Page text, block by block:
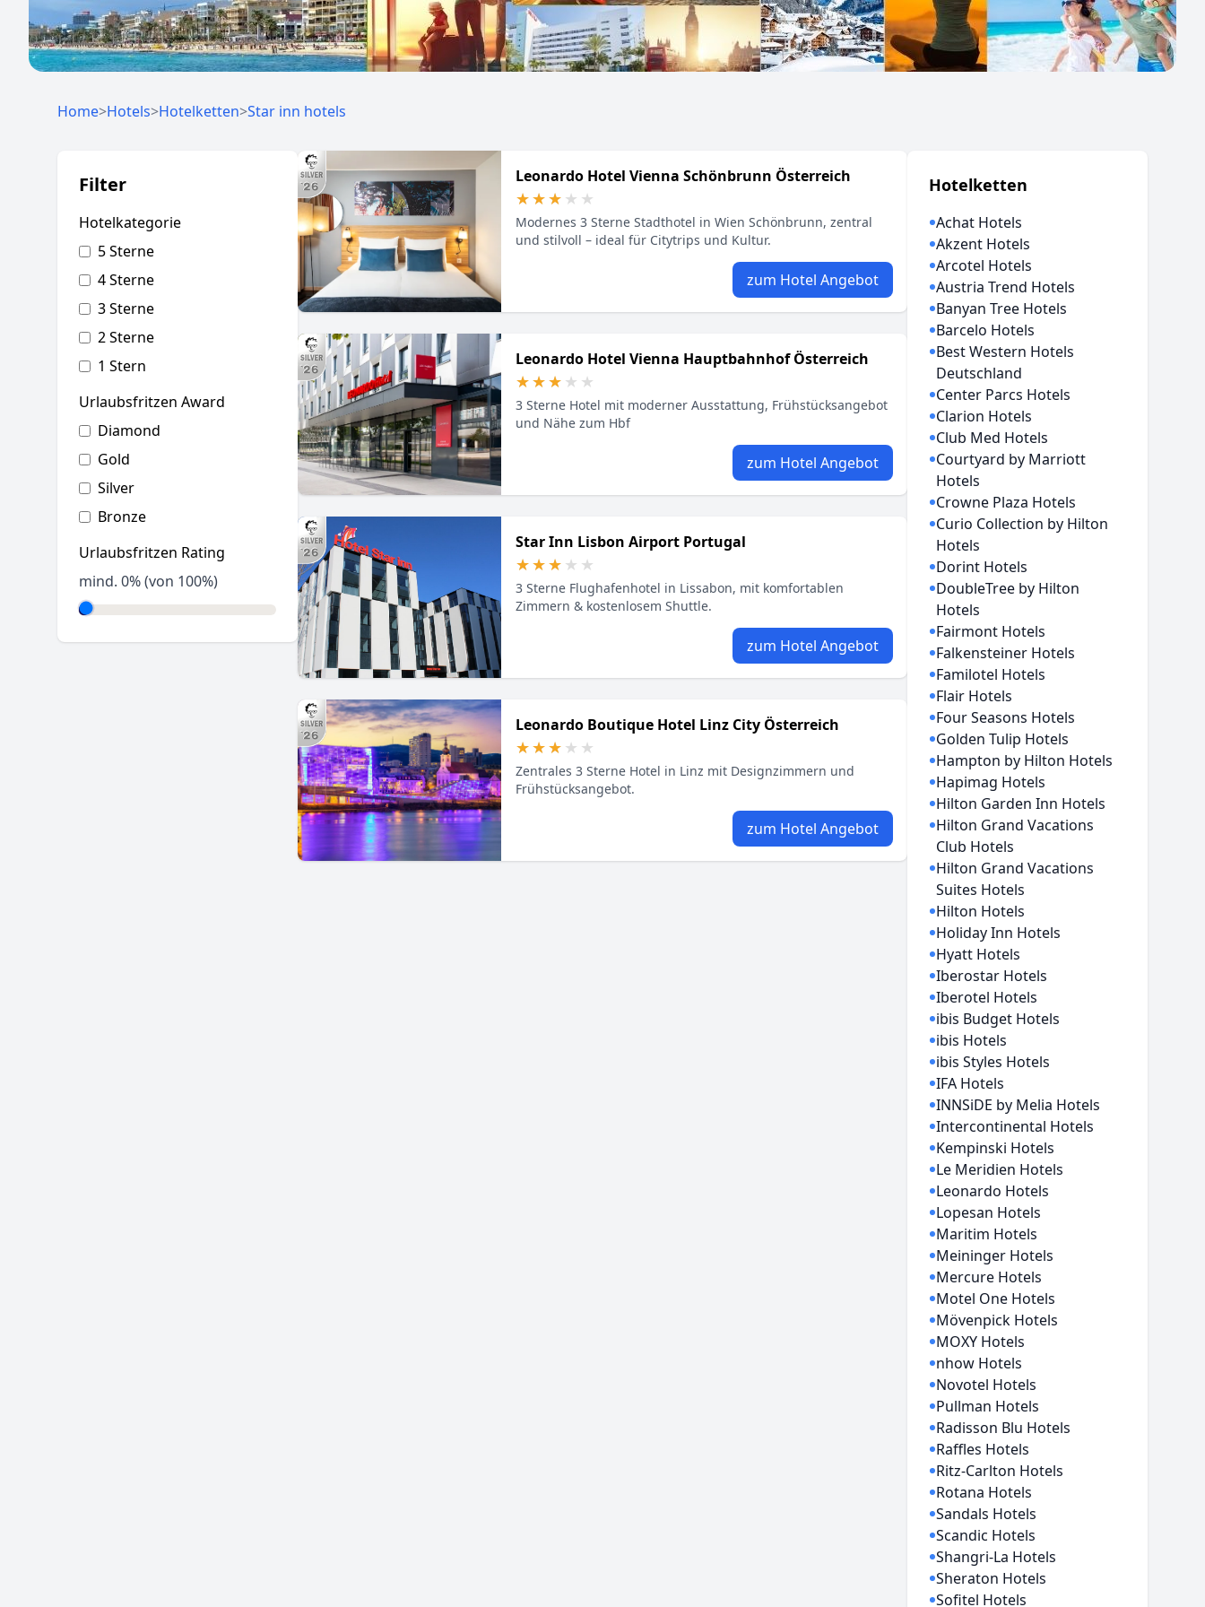
Home>Hotels>Hotelketten>Star inn hotels
Filter
Hotelkategorie
5 Sterne
4 Sterne
3 Sterne
2 Sterne
1 Stern
Urlaubsfritzen Award
Diamond
Gold
Silver
Bronze
Urlaubsfritzen Rating
mind. 0% (von 100%)
Leonardo Hotel Vienna Schönbrunn Österreich
★★★★★
★★★★★
Modernes 3 Sterne Stadthotel in Wien Schönbrunn, zentral
und stilvoll – ideal für Citytrips und Kultur.
zum Hotel Angebot
Leonardo Hotel Vienna Hauptbahnhof Österreich
★★★★★
★★★★★
3 Sterne Hotel mit moderner Ausstattung, Frühstücksangebot
und Nähe zum Hbf
zum Hotel Angebot
Star Inn Lisbon Airport Portugal
★★★★★
★★★★★
3 Sterne Flughafenhotel in Lissabon, mit komfortablen
Zimmern & kostenlosem Shuttle.
zum Hotel Angebot
Leonardo Boutique Hotel Linz City Österreich
★★★★★
★★★★★
Zentrales 3 Sterne Hotel in Linz mit Designzimmern und
Frühstücksangebot.
zum Hotel Angebot
Hotelketten
Achat Hotels
Akzent Hotels
Arcotel Hotels
Austria Trend Hotels
Banyan Tree Hotels
Barcelo Hotels
Best Western Hotels
Deutschland
Center Parcs Hotels
Clarion Hotels
Club Med Hotels
Courtyard by Marriott
Hotels
Crowne Plaza Hotels
Curio Collection by Hilton
Hotels
Dorint Hotels
DoubleTree by Hilton
Hotels
Fairmont Hotels
Falkensteiner Hotels
Familotel Hotels
Flair Hotels
Four Seasons Hotels
Golden Tulip Hotels
Hampton by Hilton Hotels
Hapimag Hotels
Hilton Garden Inn Hotels
Hilton Grand Vacations
Club Hotels
Hilton Grand Vacations
Suites Hotels
Hilton Hotels
Holiday Inn Hotels
Hyatt Hotels
Iberostar Hotels
Iberotel Hotels
ibis Budget Hotels
ibis Hotels
ibis Styles Hotels
IFA Hotels
INNSiDE by Melia Hotels
Intercontinental Hotels
Kempinski Hotels
Le Meridien Hotels
Leonardo Hotels
Lopesan Hotels
Maritim Hotels
Meininger Hotels
Mercure Hotels
Motel One Hotels
Mövenpick Hotels
MOXY Hotels
nhow Hotels
Novotel Hotels
Pullman Hotels
Radisson Blu Hotels
Raffles Hotels
Ritz-Carlton Hotels
Rotana Hotels
Sandals Hotels
Scandic Hotels
Shangri-La Hotels
Sheraton Hotels
Sofitel Hotels